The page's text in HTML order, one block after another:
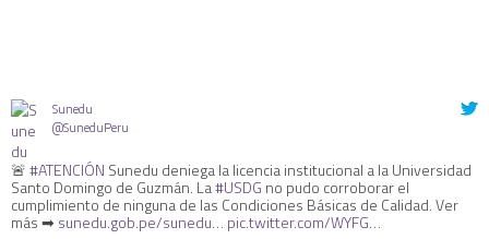
Sunedu
@SuneduPeru
🚨#ATENCIÓN Sunedu deniega la licencia institucional a la Universidad
Santo Domingo de Guzmán. La#USDG no pudo corroborar el
cumplimiento de ninguna de las Condiciones Básicas de Calidad. Ver
más ➡ sunedu.gob.pe/sunedu… pic.twitter.com/WYFG…